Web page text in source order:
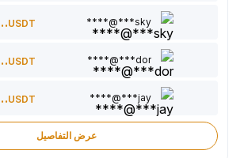
sky***@****
300USDT
dor***@****
220USDT
jay***@****
150USDT
عرض التفاصيل